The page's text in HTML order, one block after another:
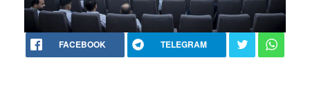
FACEBOOK TELEGRAM